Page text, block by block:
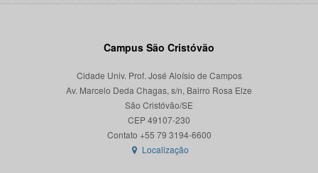
Campus São Cristóvão
Cidade Univ. Prof. José Aloísio de Campos
Av. Marcelo Deda Chagas, s/n, Bairro Rosa Elze
São Cristóvão/SE
CEP 49107-230
Localização